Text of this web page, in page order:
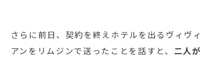
さらに前日、契約を終えホテルを出るヴィヴィ
アンをリムジンで送ったことを話すと、 二人が